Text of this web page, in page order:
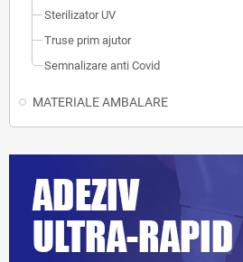
Sterilizator UV
Truse prim ajutor
Semnalizare anti Covid
MATERIALE AMBALARE